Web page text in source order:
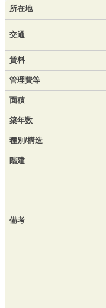
所在地
交通
賃料
管理費等
面積
築年数
種別/構造
階建
備考